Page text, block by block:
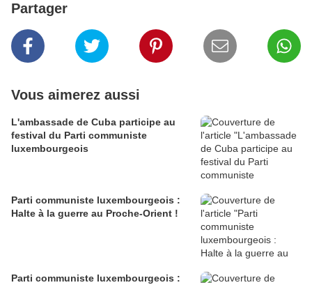
Partager
Vous aimerez aussi
L'ambassade de Cuba participe au
festival du Parti communiste
luxembourgeois
Parti communiste luxembourgeois :
Halte à la guerre au Proche-Orient !
Parti communiste luxembourgeois :